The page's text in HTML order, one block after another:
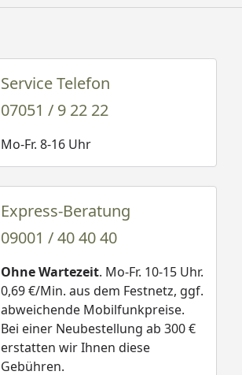
Service Telefon
07051 / 9 22 22
Mo-Fr. 8-16 Uhr
Express-Beratung
09001 / 40 40 40
Ohne Wartezeit. Mo-Fr. 10-15 Uhr.
0,69 €/Min. aus dem Festnetz, ggf.
abweichende Mobilfunkpreise.
Bei einer Neubestellung ab 300 €
erstatten wir Ihnen diese
Gebühren.